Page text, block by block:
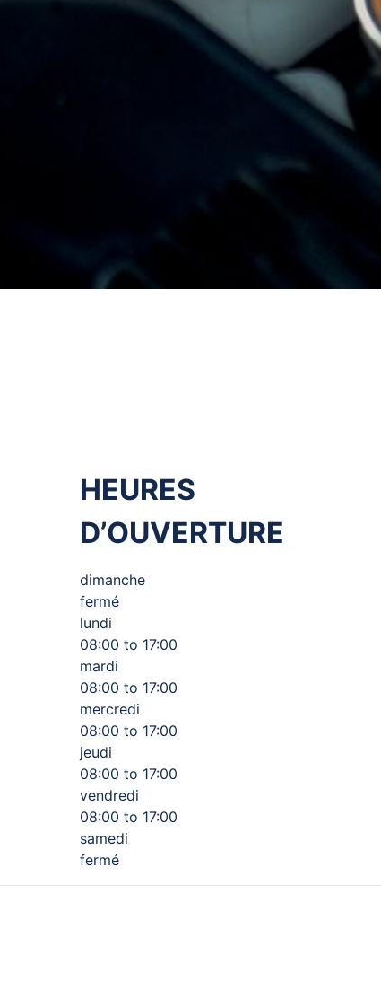
HEURES
D’OUVERTURE
dimanche
fermé
lundi
08:00 to 17:00
mardi
08:00 to 17:00
mercredi
08:00 to 17:00
jeudi
08:00 to 17:00
vendredi
08:00 to 17:00
samedi
fermé